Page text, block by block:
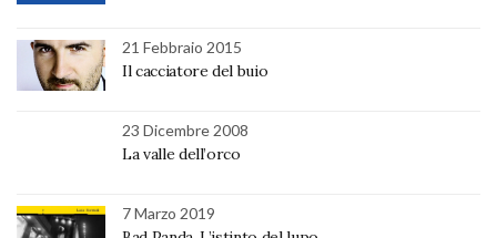
21 Febbraio 2015
Il cacciatore del buio
23 Dicembre 2008
La valle dell’orco
7 Marzo 2019